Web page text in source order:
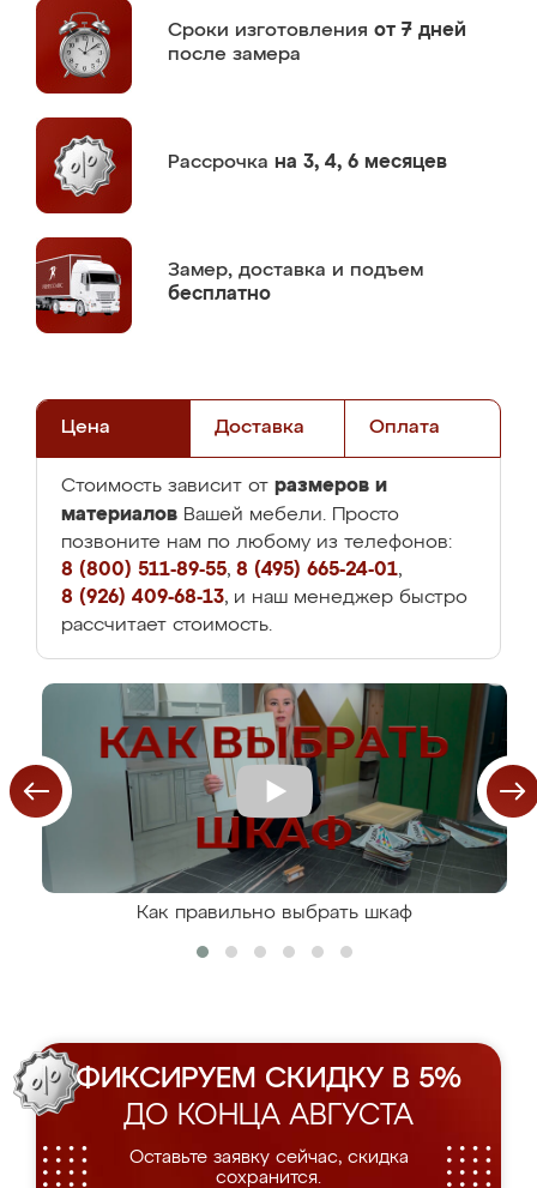
Сроки изготовления от 7 дней
после замера
Рассрочка на 3, 4, 6 месяцев
Замер, доставка и подъем
бесплатно
Цена Доставка Оплата
Стоимость зависит от размеров и
материалов Вашей мебели. Просто
позвоните нам по любому из телефонов:
8 (800) 511-89-55, 8 (495) 665-24-01,
8 (926) 409-68-13, и наш менеджер быстро
рассчитает стоимость.
Как правильно выбрать шкаф
ФИКСИРУЕМ СКИДКУ В 5%
ДО КОНЦА АВГУСТА
Оставьте заявку сейчас, скидка
сохранится.